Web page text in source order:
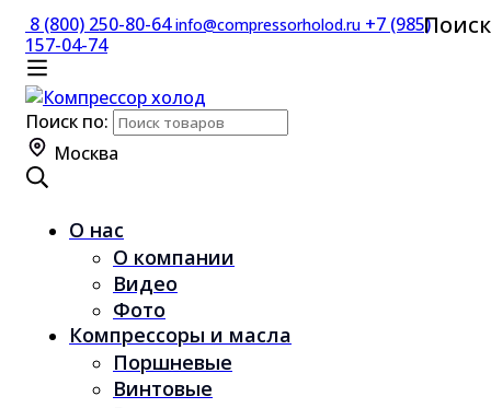
8 (800) 250-80-64info@compressorholod.ru +7 (985)
157-04-74
Поиск по:
Поиск
Москва
О нас
О компании
Видео
Фото
Компрессоры и масла
Поршневые
Винтовые